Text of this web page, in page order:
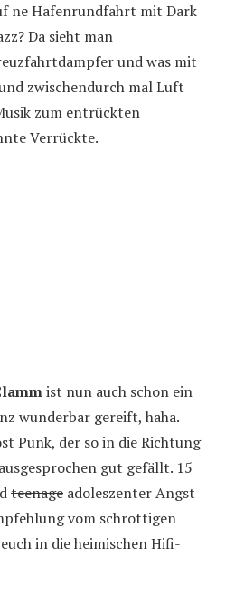
ne Hafenrundfahrt mit Dark
Da sieht man
und was mit
zwischendurch mal Luft
zum entrückten
Verrückte.
ist nun auch schon ein
wunderbar gereift, haha.
Punk, der so in die Richtung
gut gefällt. 15
teenage adoleszenter Angst
vom schrottigen
in die heimischen Hifi-